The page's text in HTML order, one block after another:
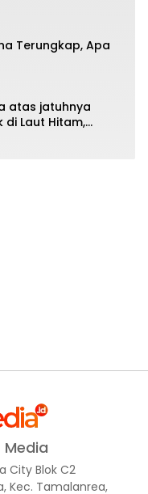
Terungkap, Apa
atas jatuhnya
Laut Hitam,
Media
City Blok C2
Kec. Tamalanrea,